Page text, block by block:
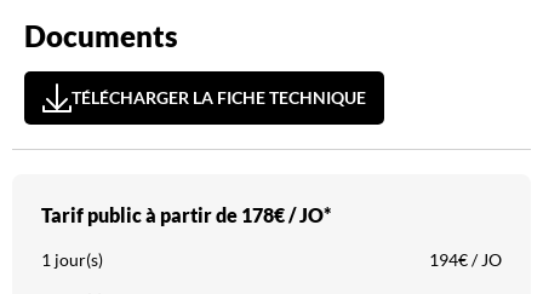
Documents
TÉLÉCHARGER LA FICHE TECHNIQUE
Tarif public à partir de 178€ / JO*
1 jour(s)
194€ / JO